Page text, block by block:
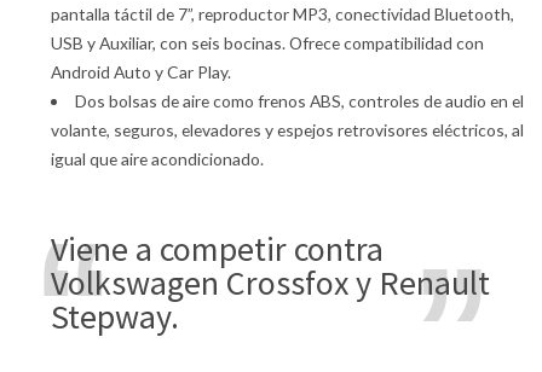
pantalla táctil de 7”, reproductor MP3, conectividad Bluetooth,
USB y Auxiliar, con seis bocinas. Ofrece compatibilidad con
Android Auto y Car Play.
Dos bolsas de aire como frenos ABS, controles de audio en el
volante, seguros, elevadores y espejos retrovisores eléctricos, al
igual que aire acondicionado.
Viene a competir contra
Volkswagen Crossfox y Renault
Stepway.